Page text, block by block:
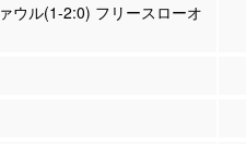
ウル(1-2:0) フリースローオ